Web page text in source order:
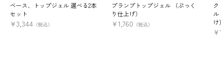
ベース、トップジェル 選べる2本
セット
¥3,344 （税込）
プランプトップジェル （ぷっく
り仕上げ）
¥1,760 （税込）
ル
け
¥